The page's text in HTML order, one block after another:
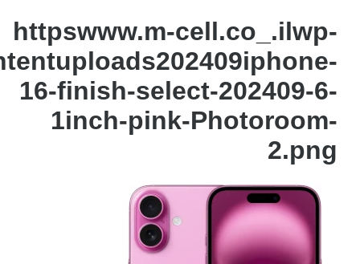
httpswww.m-
16-finish-select-202409-
1inch-pink-